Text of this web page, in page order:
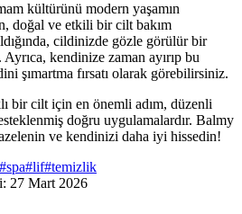
kültürünü modern yaşamın
doğal ve etkili bir cilt bakım
cildinizde gözle görülür bir
kendinize zaman ayırıp bu
şımartma fırsatı olarak görebilirsiniz.
bir cilt için en önemli adım, düzenli
doğru uygulamalardır. Balmy
ve kendinizi daha iyi hissedin!
#spa#lif#temizlik
27 Mart 2026